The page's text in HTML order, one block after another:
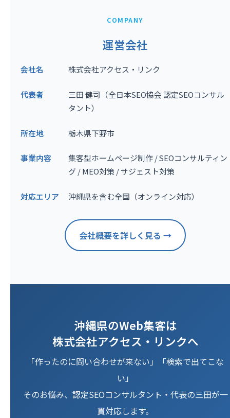
COMPANY
運営会社
会社名 株式会社アクセス・リンク
代表者
三田 健司（全日本SEO協会 認定SEOコンサル
タント）
所在地 栃木県下野市
事業内容
集客型ホームページ制作 / SEOコンサルティン
グ / MEO対策 / サジェスト対策
対応エリア 沖縄県を含む全国（オンライン対応）
会社概要を詳しく見る →
沖縄県のWeb集客は
株式会社アクセス・リンクへ
「作ったのに問い合わせが来ない」「検索で出てこな
い」
そのお悩み、認定SEOコンサルタント・代表の三田が一
貫対応します。